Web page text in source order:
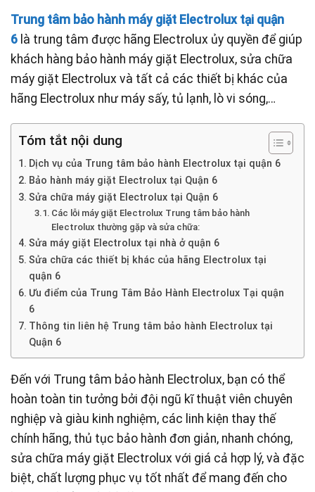
Trung tâm bảo hành máy giặt Electrolux tại quận
6 là trung tâm được hãng Electrolux ủy quyền để giúp
khách hàng bảo hành máy giặt Electrolux, sửa chữa
máy giặt Electrolux và tất cả các thiết bị khác của
hãng Electrolux như máy sấy, tủ lạnh, lò vi sóng,…
Tóm tắt nội dung
Dịch vụ của Trung tâm bảo hành Electrolux tại quận 6
Bảo hành máy giặt Electrolux tại Quận 6
Sửa chữa máy giặt Electrolux tại Quận 6
Các lỗi máy giặt Electrolux Trung tâm bảo hành
Electrolux thường gặp và sửa chữa:
Sửa máy giặt Electrolux tại nhà ở quận 6
Sửa chữa các thiết bị khác của hãng Electrolux tại
quận 6
Ưu điểm của Trung Tâm Bảo Hành Electrolux Tại quận
6
Thông tin liên hệ Trung tâm bảo hành Electrolux tại
Quận 6
Đến với Trung tâm bảo hành Electrolux, bạn có thể
hoàn toàn tin tưởng bởi đội ngũ kĩ thuật viên chuyên
nghiệp và giàu kinh nghiệm, các linh kiện thay thế
chính hãng, thủ tục bảo hành đơn giản, nhanh chóng,
sửa chữa máy giặt Electrolux với giá cả hợp lý, và đặc
biệt, chất lượng phục vụ tốt nhất để mang đến cho